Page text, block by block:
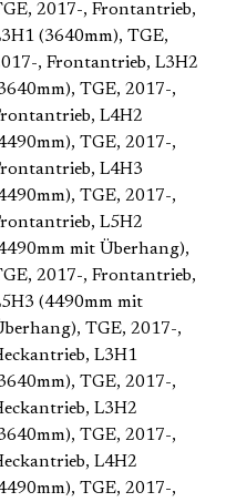
2017-, Frontantrieb,
(3640mm), TGE,
, Frontantrieb, L3H2
, TGE, 2017-,
L4H2
, TGE, 2017-,
L4H3
, TGE, 2017-,
L5H2
mit Überhang),
2017-, Frontantrieb,
(4490mm mit
, TGE, 2017-,
L3H1
, TGE, 2017-,
L3H2
, TGE, 2017-,
L4H2
, TGE, 2017-,